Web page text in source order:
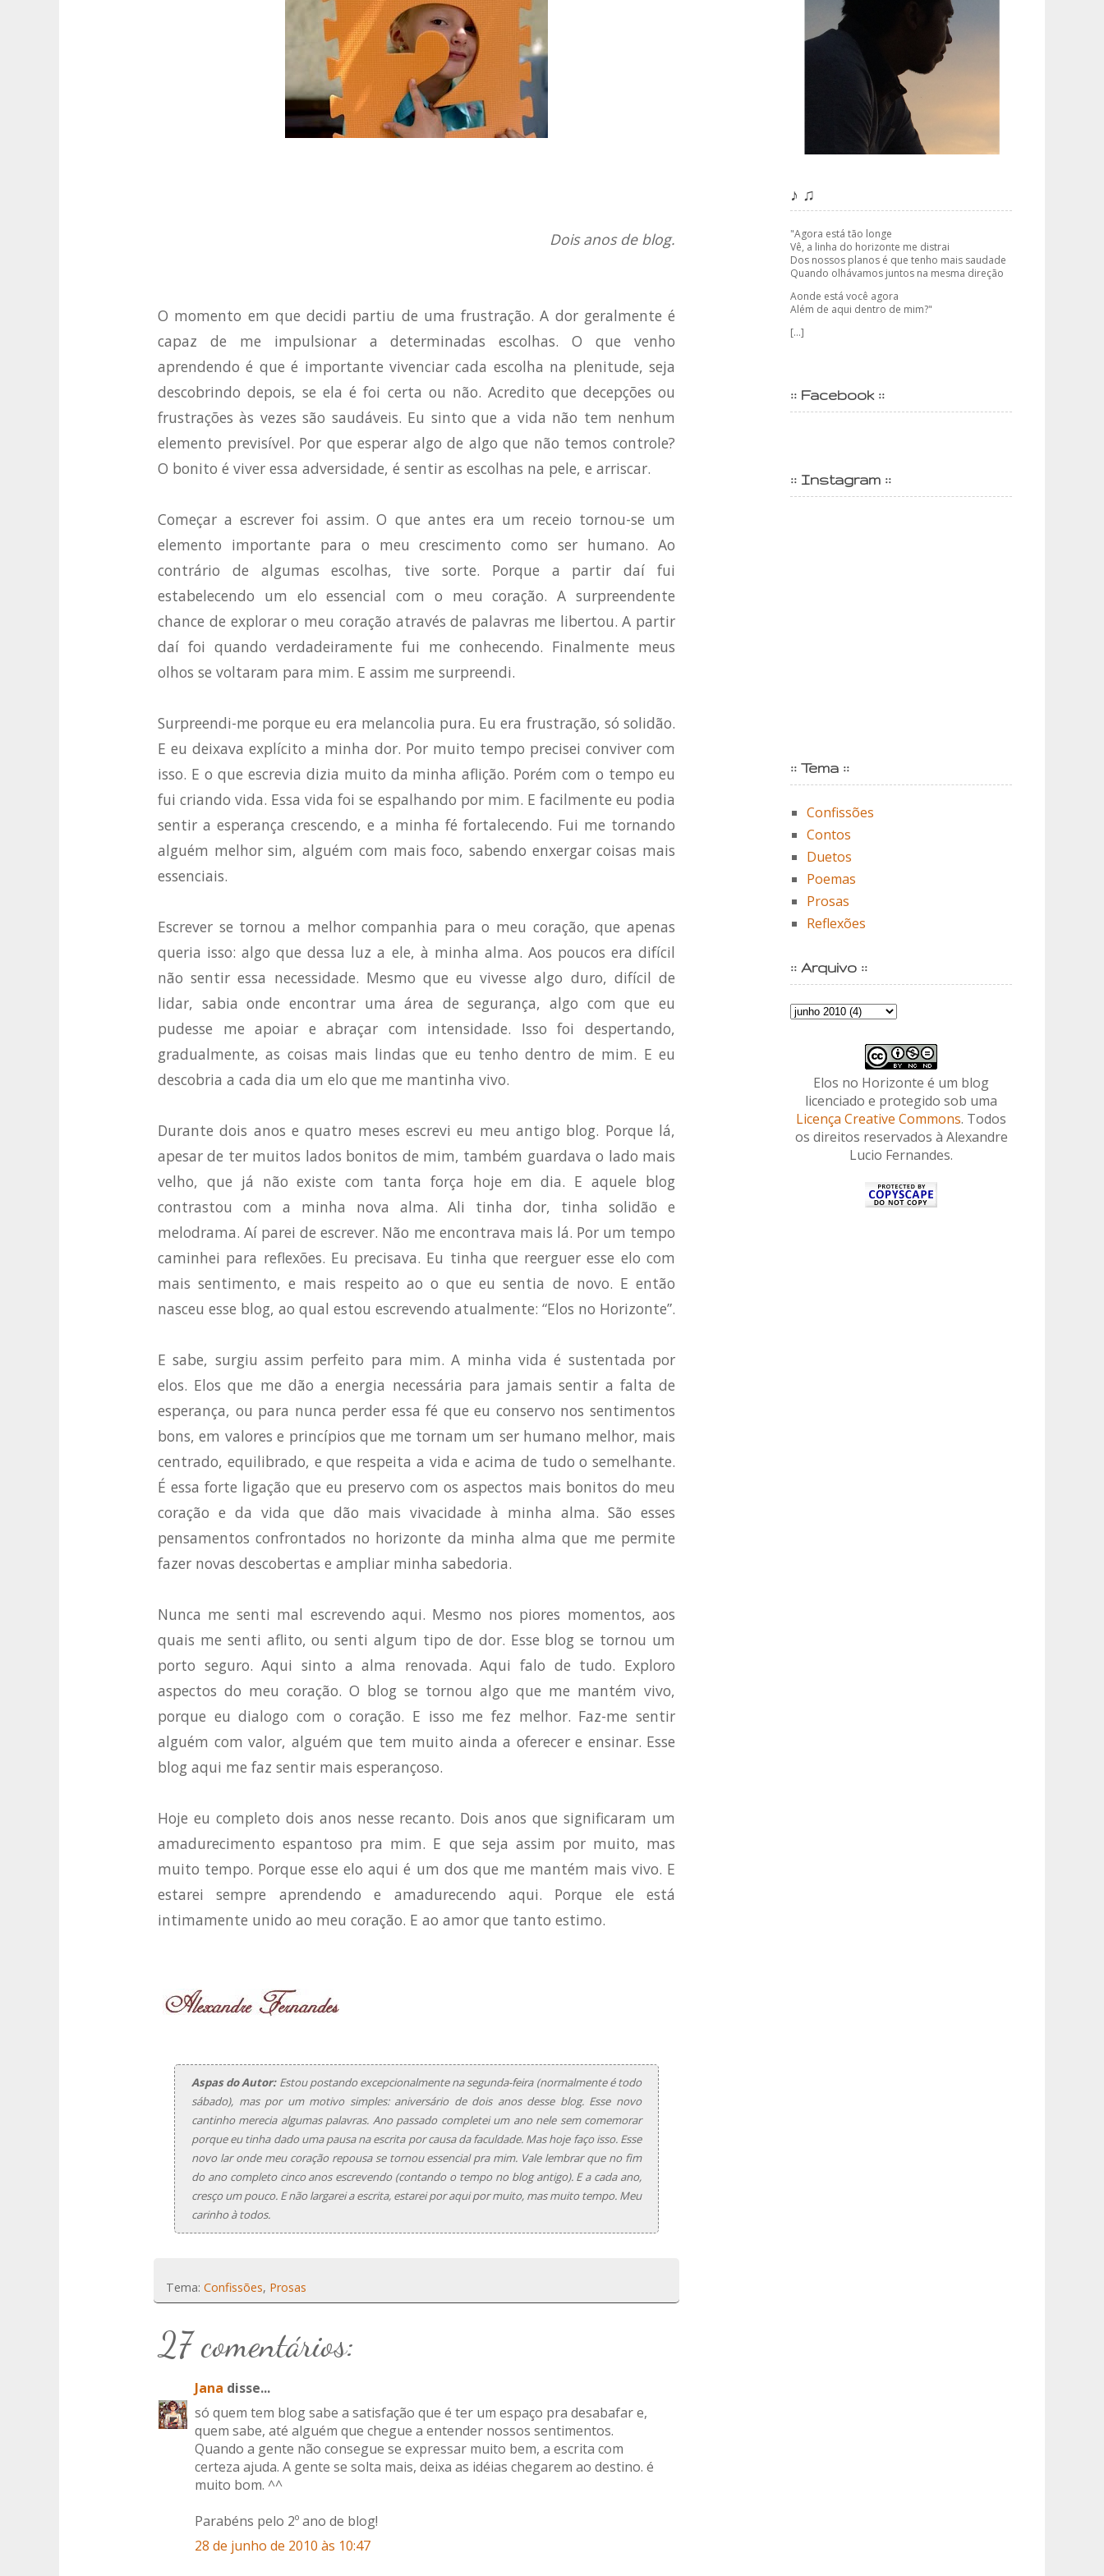
Dois anos de blog.
O momento em que decidi partiu de uma frustração. A dor geralmente é
capaz de me impulsionar a determinadas escolhas. O que venho
aprendendo é que é importante vivenciar cada escolha na plenitude, seja
descobrindo depois, se ela é foi certa ou não. Acredito que decepções ou
frustrações às vezes são saudáveis. Eu sinto que a vida não tem nenhum
elemento previsível. Por que esperar algo de algo que não temos controle?
O bonito é viver essa adversidade, é sentir as escolhas na pele, e arriscar.
Começar a escrever foi assim. O que antes era um receio tornou-se um
elemento importante para o meu crescimento como ser humano. Ao
contrário de algumas escolhas, tive sorte. Porque a partir daí fui
estabelecendo um elo essencial com o meu coração. A surpreendente
chance de explorar o meu coração através de palavras me libertou. A partir
daí foi quando verdadeiramente fui me conhecendo. Finalmente meus
olhos se voltaram para mim. E assim me surpreendi.
Surpreendi-me porque eu era melancolia pura. Eu era frustração, só solidão.
E eu deixava explícito a minha dor. Por muito tempo precisei conviver com
isso. E o que escrevia dizia muito da minha aflição. Porém com o tempo eu
fui criando vida. Essa vida foi se espalhando por mim. E facilmente eu podia
sentir a esperança crescendo, e a minha fé fortalecendo. Fui me tornando
alguém melhor sim, alguém com mais foco, sabendo enxergar coisas mais
essenciais.
Escrever se tornou a melhor companhia para o meu coração, que apenas
queria isso: algo que dessa luz a ele, à minha alma. Aos poucos era difícil
não sentir essa necessidade. Mesmo que eu vivesse algo duro, difícil de
lidar, sabia onde encontrar uma área de segurança, algo com que eu
pudesse me apoiar e abraçar com intensidade. Isso foi despertando,
gradualmente, as coisas mais lindas que eu tenho dentro de mim. E eu
descobria a cada dia um elo que me mantinha vivo.
Durante dois anos e quatro meses escrevi eu meu antigo blog. Porque lá,
apesar de ter muitos lados bonitos de mim, também guardava o lado mais
velho, que já não existe com tanta força hoje em dia. E aquele blog
contrastou com a minha nova alma. Ali tinha dor, tinha solidão e
melodrama. Aí parei de escrever. Não me encontrava mais lá. Por um tempo
caminhei para reflexões. Eu precisava. Eu tinha que reerguer esse elo com
mais sentimento, e mais respeito ao o que eu sentia de novo. E então
nasceu esse blog, ao qual estou escrevendo atualmente: “Elos no Horizonte”.
E sabe, surgiu assim perfeito para mim. A minha vida é sustentada por
elos. Elos que me dão a energia necessária para jamais sentir a falta de
esperança, ou para nunca perder essa fé que eu conservo nos sentimentos
bons, em valores e princípios que me tornam um ser humano melhor, mais
centrado, equilibrado, e que respeita a vida e acima de tudo o semelhante.
É essa forte ligação que eu preservo com os aspectos mais bonitos do meu
coração e da vida que dão mais vivacidade à minha alma. São esses
pensamentos confrontados no horizonte da minha alma que me permite
fazer novas descobertas e ampliar minha sabedoria.
Nunca me senti mal escrevendo aqui. Mesmo nos piores momentos, aos
quais me senti aflito, ou senti algum tipo de dor. Esse blog se tornou um
porto seguro. Aqui sinto a alma renovada. Aqui falo de tudo. Exploro
aspectos do meu coração. O blog se tornou algo que me mantém vivo,
porque eu dialogo com o coração. E isso me fez melhor. Faz-me sentir
alguém com valor, alguém que tem muito ainda a oferecer e ensinar. Esse
blog aqui me faz sentir mais esperançoso.
Hoje eu completo dois anos nesse recanto. Dois anos que significaram um
amadurecimento espantoso pra mim. E que seja assim por muito, mas
muito tempo. Porque esse elo aqui é um dos que me mantém mais vivo. E
estarei sempre aprendendo e amadurecendo aqui. Porque ele está
intimamente unido ao meu coração. E ao amor que tanto estimo.
Aspas do Autor:Estou postando excepcionalmente na segunda-feira (normalmente é todo
sábado), mas por um motivo simples: aniversário de dois anos desse blog. Esse novo
cantinho merecia algumas palavras. Ano passado completei um ano nele sem comemorar
porque eu tinha dado uma pausa na escrita por causa da faculdade. Mas hoje faço isso. Esse
novo lar onde meu coração repousa se tornou essencial pra mim. Vale lembrar que no fim
do ano completo cinco anos escrevendo (contando o tempo no blog antigo). E a cada ano,
cresço um pouco. E não largarei a escrita, estarei por aqui por muito, mas muito tempo. Meu
carinho à todos.
Tema: Confissões, Prosas
27 comentários:
Jana disse...
só quem tem blog sabe a satisfação que é ter um espaço pra desabafar e,
quem sabe, até alguém que chegue a entender nossos sentimentos.
Quando a gente não consegue se expressar muito bem, a escrita com
certeza ajuda. A gente se solta mais, deixa as idéias chegarem ao destino. é
muito bom. ^^
Parabéns pelo 2º ano de blog!
28 de junho de 2010 às 10:47
♪ ♫
"Agora está tão longe
Vê, a linha do horizonte me distrai
Dos nossos planos é que tenho mais saudade
Quando olhávamos juntos na mesma direção
Aonde está você agora
Além de aqui dentro de mim?"
[...]
:: Facebook ::
:: Instagram ::
:: Tema ::
Confissões
Contos
Duetos
Poemas
Prosas
Reflexões
:: Arquivo ::
Elos no Horizonte é um blog
licenciado e protegido sob uma
Licença Creative Commons. Todos
os direitos reservados à Alexandre
Lucio Fernandes.